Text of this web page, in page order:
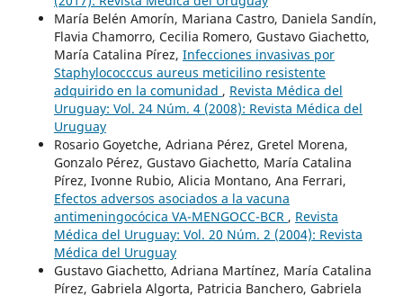
María Belén Amorín, Mariana Castro, Daniela Sandín,
Flavia Chamorro, Cecilia Romero, Gustavo Giachetto,
María Catalina Pírez, Infecciones invasivas por
Staphylococccus aureus meticilino resistente
adquirido en la comunidad , Revista Médica del
Uruguay: Vol. 24 Núm. 4 (2008): Revista Médica del
Uruguay
Rosario Goyetche, Adriana Pérez, Gretel Morena,
Gonzalo Pérez, Gustavo Giachetto, María Catalina
Pírez, Ivonne Rubio, Alicia Montano, Ana Ferrari,
Efectos adversos asociados a la vacuna
antimeningocócica VA-MENGOCC-BCR , Revista
Médica del Uruguay: Vol. 20 Núm. 2 (2004): Revista
Médica del Uruguay
Gustavo Giachetto, Adriana Martínez, María Catalina
Pírez, Gabriela Algorta, Patricia Banchero, Gabriela